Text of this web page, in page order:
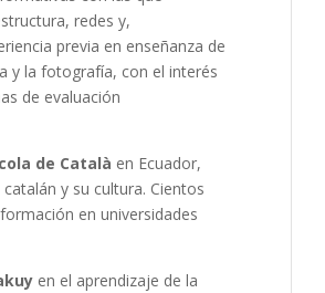
redes y,
previa en enseñanza de
y la fotografía, con el interés
de evaluación
de Català en Ecuador,
y su cultura. Cientos
en universidades
en el aprendizaje de la